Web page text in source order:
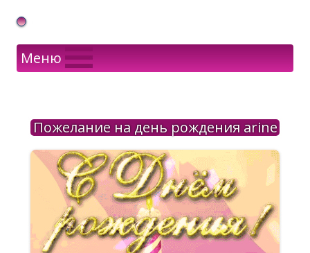
Gif Открытки в подарок
Меню
Пожелание на день рождения arine